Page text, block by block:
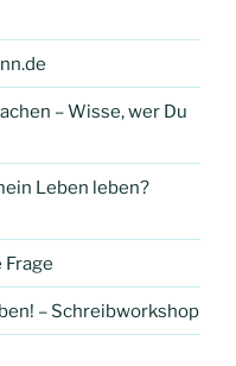
– Wisse, wer Du
Leben leben?
Frage
– Schreibworkshop